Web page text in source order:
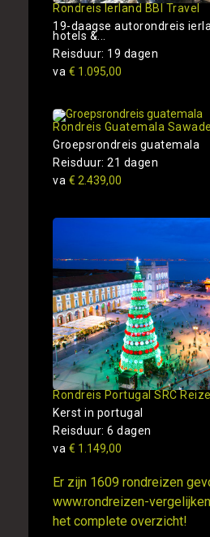
Rondreis Ierland BBI Travel
19-daagse autorondreis
hotels &...
Reisduur: 19 dagen
va € 1.095,00
Rondreis Guatemala
Groepsrondreis guatemala
Reisduur: 21 dagen
va € 2.439,00
Rondreis Portugal SRC
Kerst in portugal
Reisduur: 6 dagen
va € 1.149,00
Er zijn 1609 rondreizen
www.rondreizen-
het complete overzicht!